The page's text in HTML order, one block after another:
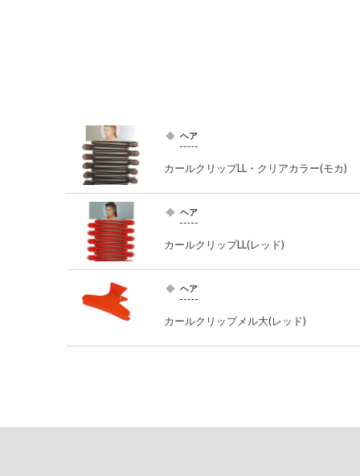
ヘア
カールクリップLL・クリアカラー(モカ)
ヘア
カールクリップLL(レッド)
ヘア
カールクリップメル大(レッド)